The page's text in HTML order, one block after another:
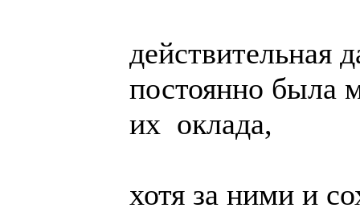
действительная
постоянно была
их оклада,
хотя за ними и